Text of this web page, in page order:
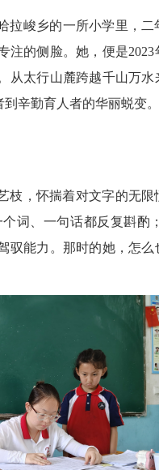
拉峻乡的一所小学里，
的侧脸。她，便是
太行山麓跨越千山万
辛勤育人者的华丽蜕变。
枝，怀揣着对文字的无
词、一句话都反复斟酌
能力。那时的她，怎